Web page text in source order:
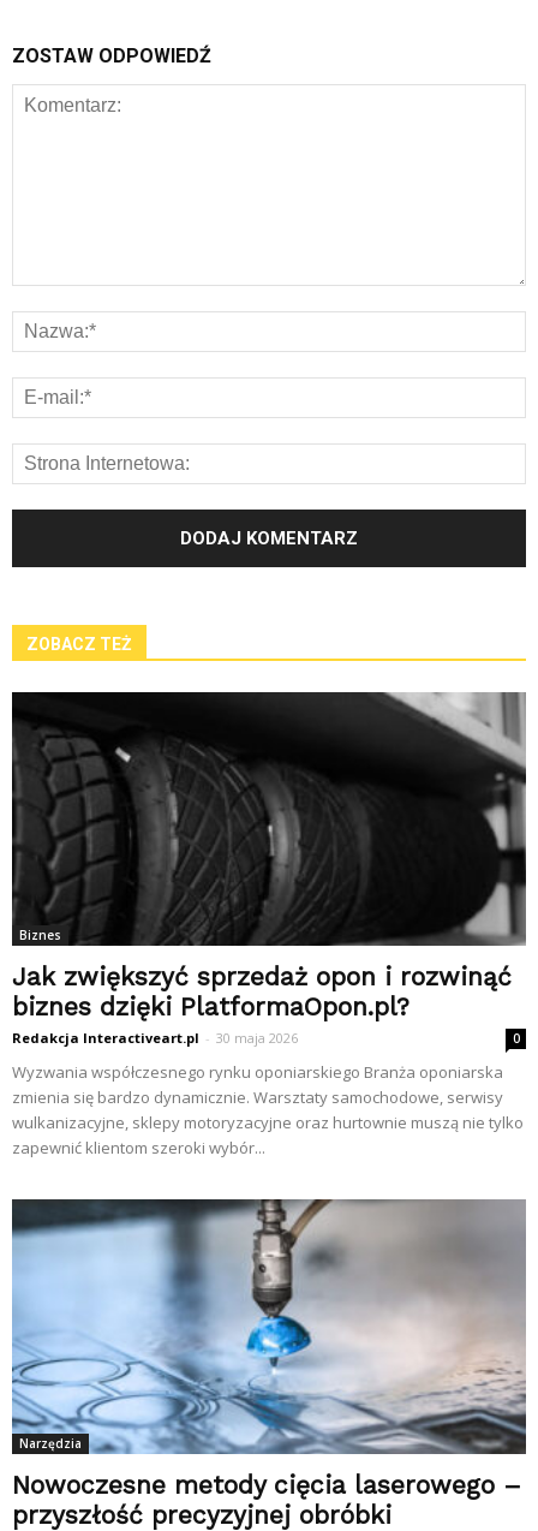
ZOSTAW ODPOWIEDŹ
ZOBACZ TEŻ
Biznes
Jak zwiększyć sprzedaż opon i rozwinąć
biznes dzięki PlatformaOpon.pl?
Redakcja Interactiveart.pl - 30 maja 2026 0
Wyzwania współczesnego rynku oponiarskiego Branża oponiarska
zmienia się bardzo dynamicznie. Warsztaty samochodowe, serwisy
wulkanizacyjne, sklepy motoryzacyjne oraz hurtownie muszą nie tylko
zapewnić klientom szeroki wybór...
Narzędzia
Nowoczesne metody cięcia laserowego –
przyszłość precyzyjnej obróbki